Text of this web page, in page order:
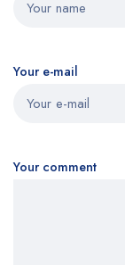
Your e-mail
Your comment